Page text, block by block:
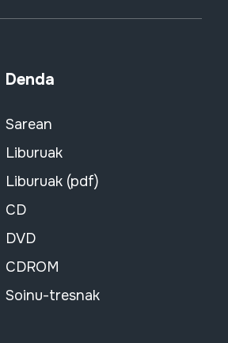
Denda
Sarean
Liburuak
Liburuak (pdf)
CD
DVD
CDROM
Soinu-tresnak